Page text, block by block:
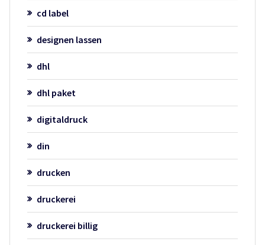
cd label
designen lassen
dhl
dhl paket
digitaldruck
din
drucken
druckerei
druckerei billig